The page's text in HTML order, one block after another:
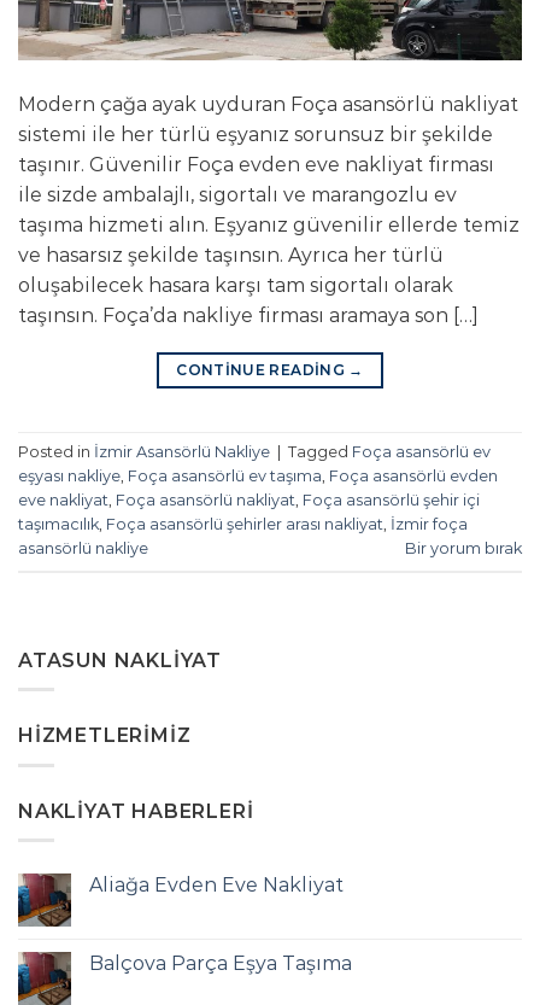
Modern çağa ayak uyduran Foça asansörlü nakliyat
sistemi ile her türlü eşyanız sorunsuz bir şekilde
taşınır. Güvenilir Foça evden eve nakliyat firması
ile sizde ambalajlı, sigortalı ve marangozlu ev
taşıma hizmeti alın. Eşyanız güvenilir ellerde temiz
ve hasarsız şekilde taşınsın. Ayrıca her türlü
oluşabilecek hasara karşı tam sigortalı olarak
taşınsın. Foça’da nakliye firması aramaya son […]
CONTINUE READING →
Posted in İzmir Asansörlü Nakliye Tagged Foça asansörlü ev
eşyası nakliye, Foça asansörlü ev taşıma, Foça asansörlü evden
eve nakliyat, Foça asansörlü nakliyat, Foça asansörlü şehir içi
taşımacılık, Foça asansörlü şehirler arası nakliyat, İzmir foça
asansörlü nakliye
Bir yorum bırak
ATASUN NAKLIYAT
HIZMETLERIMIZ
NAKLIYAT HABERLERI
Aliağa Evden Eve Nakliyat
Balçova Parça Eşya Taşıma